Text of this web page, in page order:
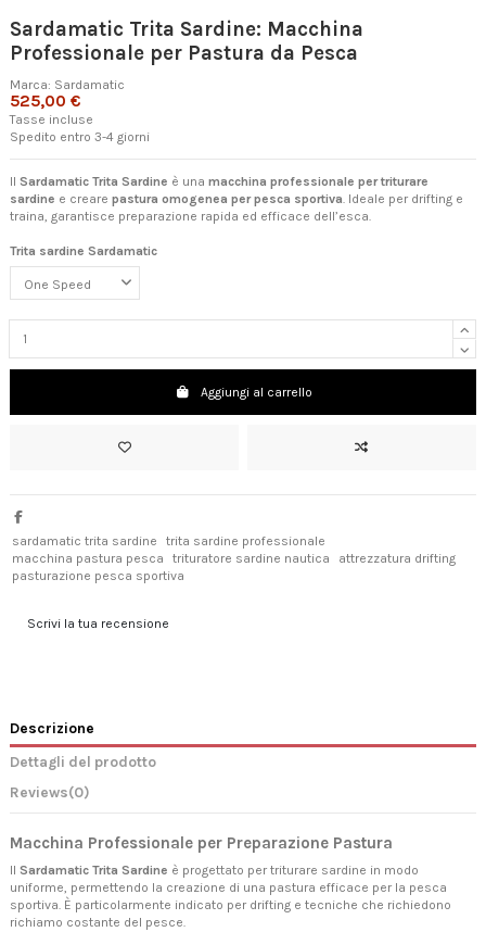
Sardamatic Trita Sardine: Macchina
Professionale per Pastura da Pesca
Marca: Sardamatic
525,00 €
Tasse incluse
Spedito entro 3-4 giorni
Il Sardamatic Trita Sardine è una macchina professionale per triturare
sardine e creare pastura omogenea per pesca sportiva. Ideale per drifting e
traina, garantisce preparazione rapida ed efficace dell’esca.
Trita sardine Sardamatic
Aggiungi al carrello
sardamatic trita sardine
trita sardine professionale
macchina pastura pesca
trituratore sardine nautica
attrezzatura drifting
pasturazione pesca sportiva
Scrivi la tua recensione
Descrizione
Dettagli del prodotto
Reviews(0)
Macchina Professionale per Preparazione Pastura
Il Sardamatic Trita Sardine è progettato per triturare sardine in modo
uniforme, permettendo la creazione di una pastura efficace per la pesca
sportiva. È particolarmente indicato per drifting e tecniche che richiedono
richiamo costante del pesce.